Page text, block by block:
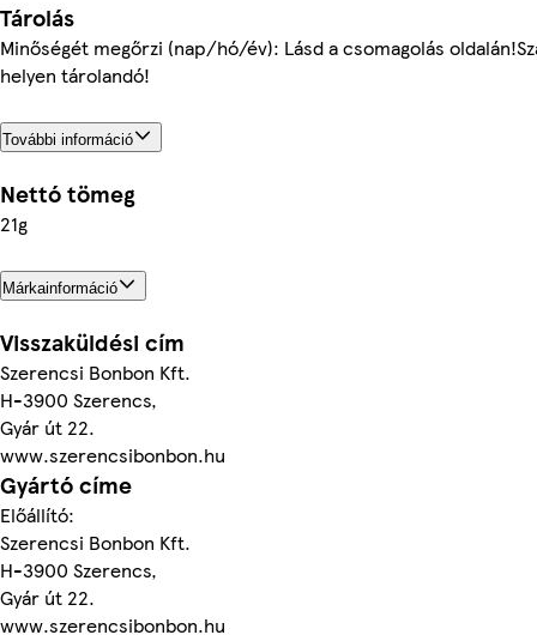
Tárolás
Minőségét megőrzi (nap/hó/év): Lásd a csomagolás
helyen tárolandó!
További információ
Nettó tömeg
21g
Márkainformáció
Visszaküldési cím
Szerencsi Bonbon Kft.
H-3900 Szerencs,
Gyár út 22.
www.szerencsibonbon.hu
Gyártó címe
Előállító:
Szerencsi Bonbon Kft.
H-3900 Szerencs,
Gyár út 22.
www.szerencsibonbon.hu